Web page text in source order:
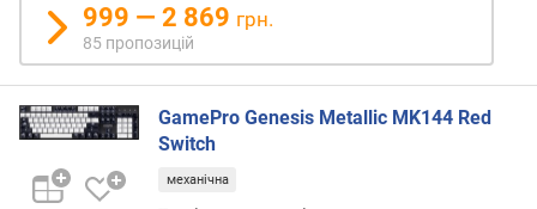
д
д
о
р
о
г
и
х
999 — 2 869 грн.
85 пропозицій
GamePro Genesis Metallic MK144 Red
Switch
механічна